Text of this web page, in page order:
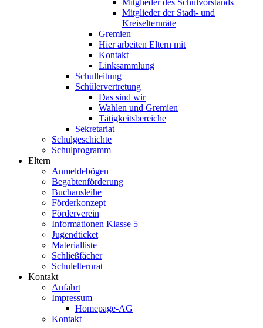
Mitglieder des Schulvorstands
Mitglieder der Stadt- und
Kreiselternräte
Gremien
Hier arbeiten Eltern mit
Kontakt
Linksammlung
Schulleitung
Schülervertretung
Das sind wir
Wahlen und Gremien
Tätigkeitsbereiche
Sekretariat
Schulgeschichte
Schulprogramm
Eltern
Anmeldebögen
Begabtenförderung
Buchausleihe
Förderkonzept
Förderverein
Informationen Klasse 5
Jugendticket
Materialliste
Schließfächer
Schulelternrat
Kontakt
Anfahrt
Impressum
Homepage-AG
Kontakt